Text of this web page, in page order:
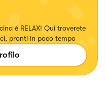
é RELAX! Qui troverete
pronti in poco tempo